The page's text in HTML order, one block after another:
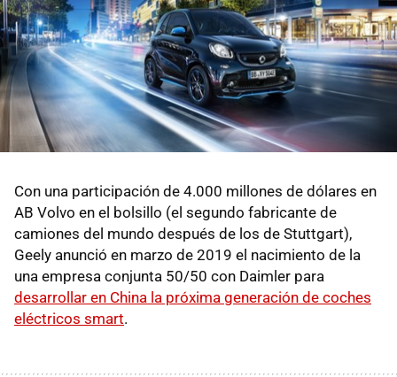
Con una participación de 4.000 millones de dólares en
AB Volvo en el bolsillo (el segundo fabricante de
camiones del mundo después de los de Stuttgart),
Geely anunció en marzo de 2019 el nacimiento de la
una empresa conjunta 50/50 con Daimler para
desarrollar en China la próxima generación de coches
eléctricos smart.